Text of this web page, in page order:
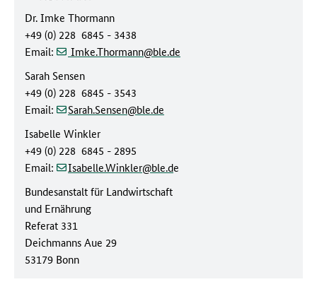
Dr. Imke Thormann
+49 (0) 228 6845 - 3438
Email:
Imke.Thormann (at)
ble(dot)
de
Sarah Sensen
+49 (0) 228 6845 - 3543
Email:
Sarah.Sensen (at)
ble(dot)
de
Isabelle Winkler
+49 (0) 228 6845 - 2895
Email:
Isabelle.Winkler@ble.de
Bundesanstalt für Landwirtschaft
und Ernährung
Referat 331
Deichmanns Aue 29
53179 Bonn